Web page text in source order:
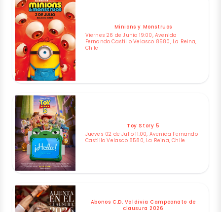
Minions y Monstruos
Viernes 26 de Junio 19:00, Avenida
Fernando Castillo Velasco 8580, La Reina,
Chile
Toy Story 5
Jueves 02 de Julio 11:00, Avenida Fernando
Castillo Velasco 8580, La Reina, Chile
Abonos C.D. Valdivia Campeonato de
clausura 2026